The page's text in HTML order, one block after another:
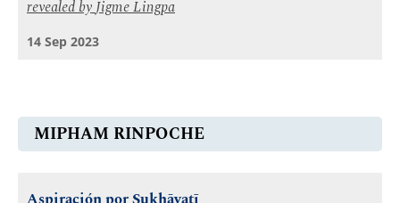
revealed byJigme Lingpa
14 Sep 2023
MIPHAM RINPOCHE